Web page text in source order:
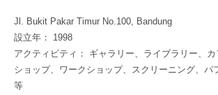
Jl. Bukit Pakar Timur No.100, Bandung
設立年： 1998
アクティビティ： ギャラリー、ライブラリー、カ
ショップ、ワークショップ、スクリーニング、パ
等